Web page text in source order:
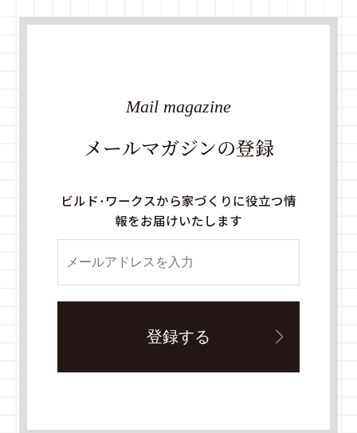
メールマガジンの登録
Mail magazine
ビルド・ワークスから家づくりに役立つ情
報をお届けいたします